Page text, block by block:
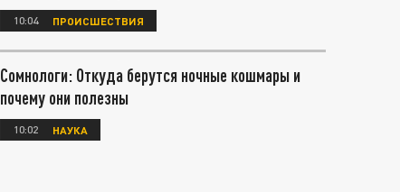
10:04 ПРОИСШЕСТВИЯ
Сомнологи: Откуда берутся ночные кошмары и
почему они полезны
10:02 НАУКА